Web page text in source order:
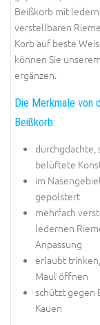
Beißkorb mit
verstellbaren
Korb auf beste
können Sie
ergänzen.
Die Merkmale von
Beißkorb:
durchgdachte,
belüftete
im
gepolstert
mehrfach
ledernen
Anpassung
erlaubt
Maul öffnen
schützt gegen
Kauen